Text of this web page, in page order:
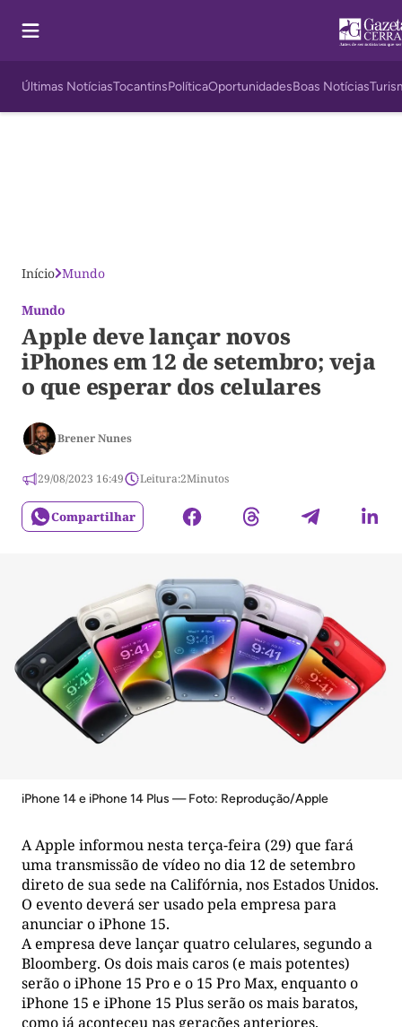
Últimas NotíciasTocantinsPolíticaOportunidadesBoas Notícias
Início Mundo
Mundo
Apple deve lançar novos
iPhones em 12 de setembro; veja
o que esperar dos celulares
Brener Nunes
29/08/2023 16:49 Leitura:2Minutos
Compartilhar
iPhone 14 e iPhone 14 Plus — Foto: Reprodução/Apple
A Apple informou nesta terça-feira (29) que fará
uma transmissão de vídeo no dia 12 de setembro
direto de sua sede na Califórnia, nos Estados Unidos.
O evento deverá ser usado pela empresa para
anunciar o iPhone 15.
A empresa deve lançar quatro celulares, segundo a
Bloomberg. Os dois mais caros (e mais potentes)
serão o iPhone 15 Pro e o 15 Pro Max, enquanto o
iPhone 15 e iPhone 15 Plus serão os mais baratos,
como já aconteceu nas gerações anteriores.